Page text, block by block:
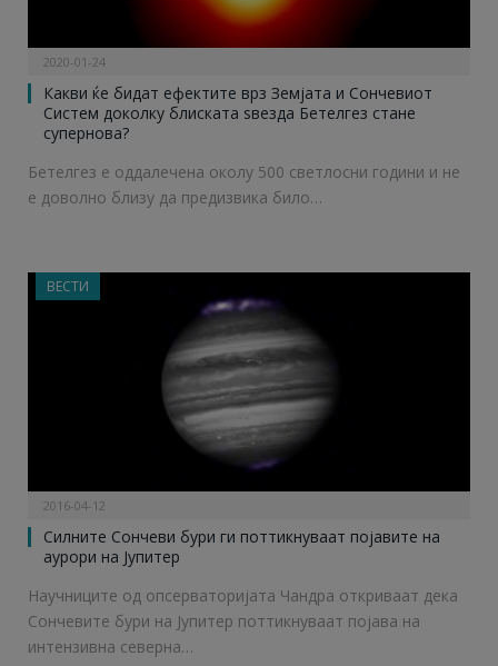
2020-01-24
Какви ќе бидат ефектите врз Земјата и Сончевиот
Систем доколку блиската ѕвезда Бетелгез стане
супернова?
Бетелгез е оддалечена околу 500 светлосни години и не
е доволно близу да предизвика било…
ВЕСТИ
2016-04-12
Силните Сончеви бури ги поттикнуваат појавите на
аурори на Јупитер
Научниците од опсерваторијата Чандра откриваат дека
Сончевите бури на Јупитер поттикнуваат појава на
интензивна северна…